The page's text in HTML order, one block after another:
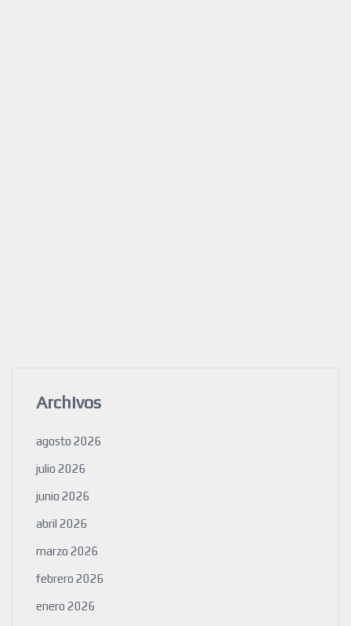
Archivos
agosto 2026
julio 2026
junio 2026
abril 2026
marzo 2026
febrero 2026
enero 2026